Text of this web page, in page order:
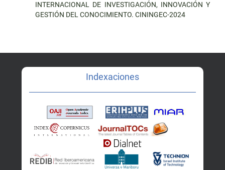
INTERNACIONAL DE INVESTIGACIÓN, INNOVACIÓN Y
GESTIÓN DEL CONOCIMIENTO. CININGEC-2024
Indexaciones